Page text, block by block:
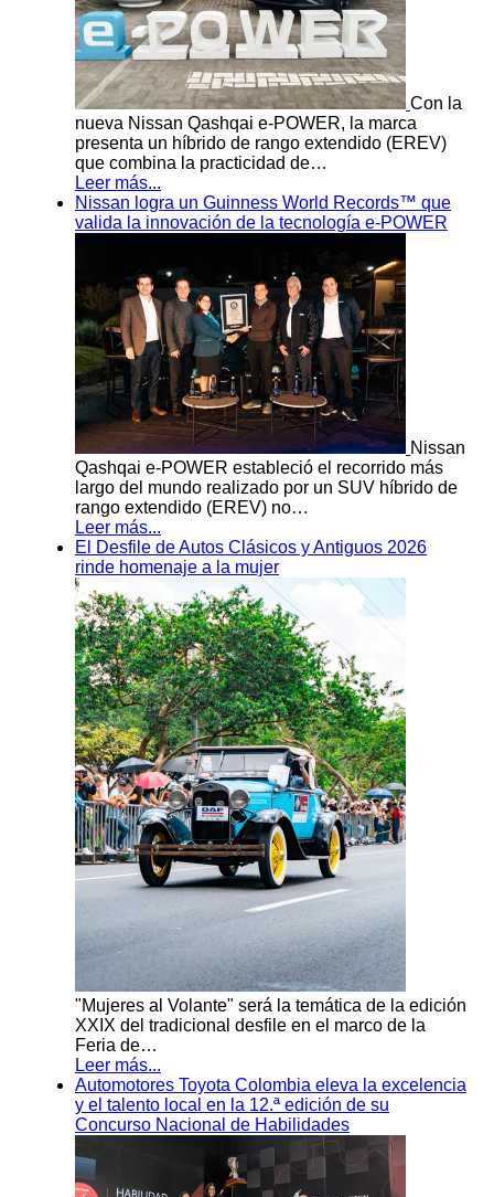
Con la
nueva Nissan Qashqai e-POWER, la marca
presenta un híbrido de rango extendido (EREV)
que combina la practicidad de…
Leer más...
Nissan logra un Guinness World Records™ que
valida la innovación de la tecnología e-POWER
Nissan
Qashqai e-POWER estableció el recorrido más
largo del mundo realizado por un SUV híbrido de
rango extendido (EREV) no…
Leer más...
El Desfile de Autos Clásicos y Antiguos 2026
rinde homenaje a la mujer
"Mujeres al Volante" será la temática de la edición
XXIX del tradicional desfile en el marco de la
Feria de…
Leer más...
Automotores Toyota Colombia eleva la excelencia
y el talento local en la 12.ª edición de su
Concurso Nacional de Habilidades